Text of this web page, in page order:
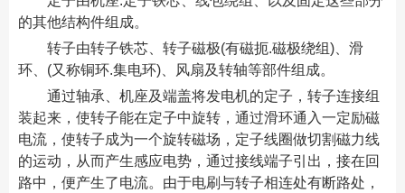
的其他结构件组成。
转子由转子铁芯、转子磁极(有磁扼.磁极绕组)、滑
环、(又称铜环.集电环)、风扇及转轴等部件组成。
通过轴承、机座及端盖将发电机的定子，转子连接组
装起来，使转子能在定子中旋转，通过滑环通入一定励磁
电流，使转子成为一个旋转磁场，定子线圈做切割磁力线
的运动，从而产生感应电势，通过接线端子引出，接在回
路中，便产生了电流。由于电刷与转子相连处有断路处，